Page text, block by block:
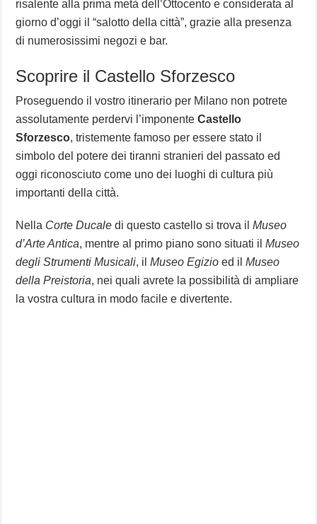
risalente alla prima metà dell’Ottocento e considerata al
giorno d’oggi il “salotto della città”, grazie alla presenza
di numerosissimi negozi e bar.
Scoprire il Castello Sforzesco
Proseguendo il vostro itinerario per Milano non potrete
assolutamente perdervi l’imponenteCastello
Sforzesco, tristemente famoso per essere stato il
simbolo del potere dei tiranni stranieri del passato ed
oggi riconosciuto come uno dei luoghi di cultura più
importanti della città.
Nella Corte Ducale di questo castello si trova ilMuseo
d’Arte Antica, mentre al primo piano sono situati ilMuseo
degli Strumenti Musicali, ilMuseo Egizio ed ilMuseo
della Preistoria, nei quali avrete la possibilità di ampliare
la vostra cultura in modo facile e divertente.